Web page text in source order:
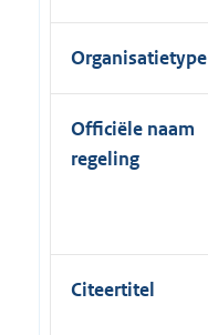
Organisatietype
Officiële naam
regeling
Citeertitel